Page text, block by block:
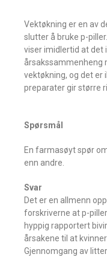
Vektøkning er en av
slutter å bruke p-
viser imidlertid at det
årsakssammenheng
vektøkning, og det er
preparater gir større
Spørsmål
En farmasøyt spør
enn andre.
Svar
Det er en allmenn
forskriverne at p-
hyppig rapportert
årsakene til at
Gjennomgang av